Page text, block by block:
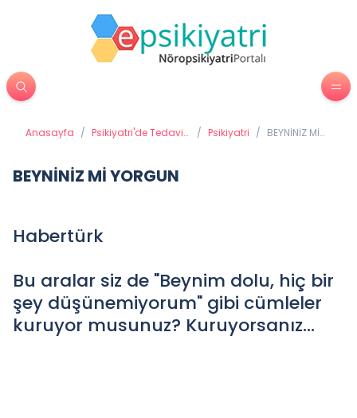
Anasayfa / Psikiyatri'de Tedavi
/ Psikiyatri / BEYNİNİZ Mİ
BEYNİNİZ Mİ YORGUN
Habertürk
Bu aralar siz de "Beynim dolu, hiç bir
şey düşünemiyorum" gibi cümleler
kuruyor musunuz? Kuruyorsanız…